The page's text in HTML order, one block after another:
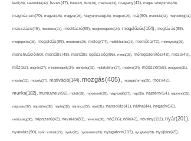
levél(28), Levendula(32), leves(47), lista(32), liszt(36), macska(33), magány(42), magas vérnyomás(28),
magnézium(70), magvak(25), magyar(25), Magyarország(28), magzat(25), máj(60), mandula(33), marketing(31),
masszázs(45), medence(24), meditáció(89), megbetegedés(24), megelőzés(164), megfázás(89),
meglepetés(28), megoldás(89), melatonin(29), meleg(74), mellékhatás(24), memória(72), mennyiség(26),
menstruáció(50), mentális(48), mentális egészség(86), menü(28), méregtelenítés(48), mese(40),
méz(92), migrén(27), mindennapok(34), minőség(33), mobiltelefon(27), modern(24), módszer(68), mogyoró(31),
mosás(31), mosoly(27), motiváció(144), mozgás(405), mozgásforma(25), mozi(42),
munka(182), munkahely(92), műtét(38), művészet(29), nagyszülő(27), nap(35), napfény(54), napirend(35),
napozás(37), napsütés(38), naptej(32), narancs(27), nasi(31), nassolás(41), nátha(44), negatív(50),
nehézség(36), népszerű(42), nevelés(83), nevetés(30), nő(106), nők(42), növény(112), nyár(201),
nyaralás(90), nyári szünet(27), nyelv(26), nyomelem(33), nyugalom(102), nyugtató(29), nyújtás(45),